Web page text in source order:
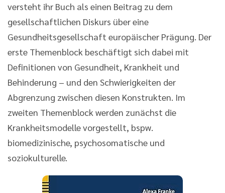
versteht ihr Buch als einen Beitrag zu dem
gesellschaftlichen Diskurs über eine
Gesundheitsgesellschaft europäischer Prägung. Der
erste Themenblock beschäftigt sich dabei mit
Definitionen von Gesundheit, Krankheit und
Behinderung – und den Schwierigkeiten der
Abgrenzung zwischen diesen Konstrukten. Im
zweiten Themenblock werden zunächst die
Krankheitsmodelle vorgestellt, bspw.
biomedizinische, psychosomatische und
soziokulturelle.